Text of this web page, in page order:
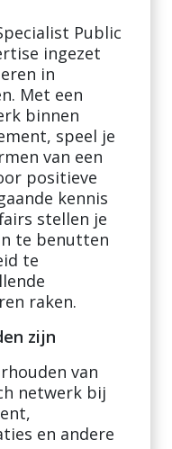
Public
ingezet
in
Met een
binnen
speel je
van een
positieve
kennis
stellen je
te benutten
te
raken.
zijn
van
netwerk bij
en andere